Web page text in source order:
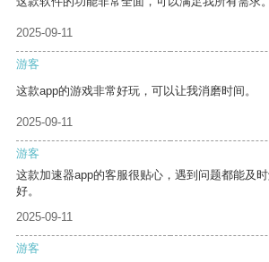
2025-09-11
游客
这款app的游戏非常好玩，可以让我消磨时间。
2025-09-11
游客
这款加速器app的客服很贴心，遇到问题都能及
好。
2025-09-11
游客